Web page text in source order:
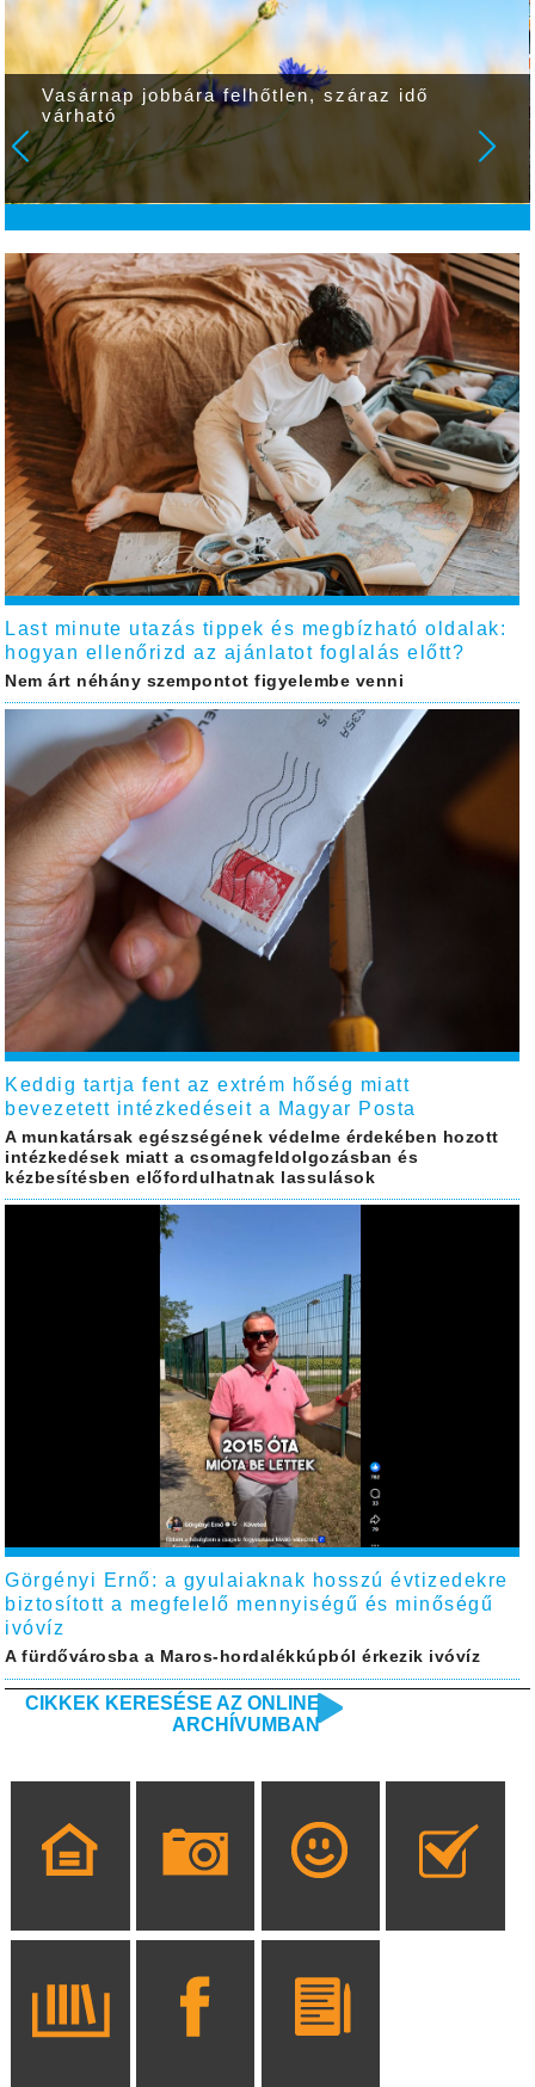
Vasárnap jobbára felhőtlen, száraz idő
várható
Last minute utazás tippek és megbízható oldalak:
hogyan ellenőrizd az ajánlatot foglalás előtt?
Nem árt néhány szempontot figyelembe venni
Keddig tartja fent az extrém hőség miatt
bevezetett intézkedéseit a Magyar Posta
A munkatársak egészségének védelme érdekében hozott
intézkedések miatt a csomagfeldolgozásban és
kézbesítésben előfordulhatnak lassulások
Görgényi Ernő: a gyulaiaknak hosszú évtizedekre
biztosított a megfelelő mennyiségű és minőségű
ivóvíz
A fürdővárosba a Maros-hordalékkúpból érkezik ivóvíz
CIKKEK KERESÉSE AZ ONLINE
ARCHÍVUMBAN